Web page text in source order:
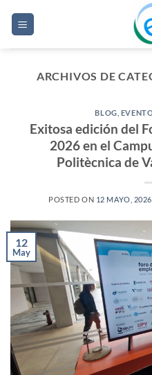
ARCHIVOS DE
BLOG
Exitosa edición del
2026 en el
Politècnica de
POSTED ON 12 MAYO, 2026
12
May